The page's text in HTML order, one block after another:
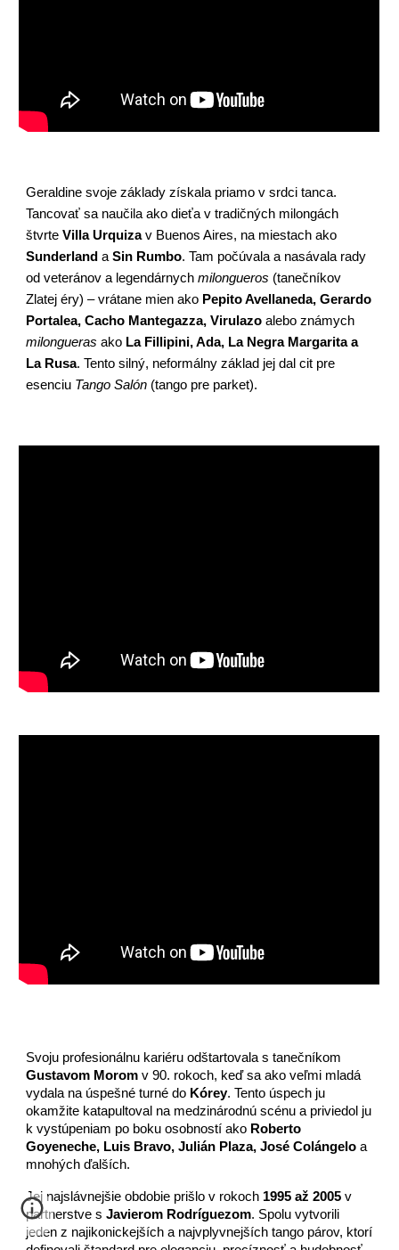
Geraldine svoje základy získala priamo v srdci tanca.
Tancovať sa naučila ako dieťa v tradičných milongách
štvrteVilla Urquizav Buenos Aires, na miestach ako
Sunderland aSin Rumbo. Tam počúvala a nasávala rady
od veteránov a legendárnychmilongueros (tanečníkov
Zlatej éry) – vrátane mien ako Pepito Avellaneda, Gerardo
Portalea, Cacho Mantegazza, Virulazo alebo známych
milongueras ako La Fillipini, Ada, La Negra Margarita a
La Rusa. Tento silný, neformálny základ jej dal cit pre
esenciu Tango Salón (tango pre parket).
Svoju profesionálnu kariéru odštartovala s tanečníkom
Gustavom Morom v 90. rokoch, keď sa ako veľmi mladá
vydala na úspešné turné do Kórey. Tento úspech ju
okamžite katapultoval na medzinárodnú scénu a priviedol ju
k vystúpeniam po boku osobností ako Roberto
Goyeneche, Luis Bravo, Julián Plaza, José Colángelo a
mnohých ďalších.
Jej najslávnejšie obdobie prišlo v rokoch 1995 až 2005 v
partnerstve sJavierom Rodríguezom. Spolu vytvorili
jeden z najikonickejších a najvplyvnejších tango párov, ktorí